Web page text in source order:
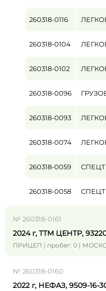
260318-0116
260318-0104
260318-0102
260318-0096
260318-0093
260318-0074
260318-0059
260318-0058
№ 260318-0161
2024 г, ТТМ ЦЕНТР,
ПРИЦЕП | пробег: 0 |
№ 260318-0160
2022 г, НЕФАЗ, 9509-16-